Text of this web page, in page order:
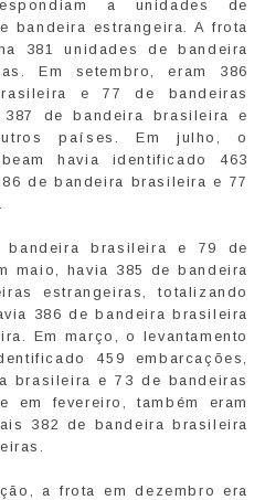
a unidades de
bandeira estrangeira. A frota
381 unidades de bandeira
Em setembro, eram 386
e 77 de bandeiras
de bandeira brasileira e
países. Em julho, o
havia identificado 463
de bandeira brasileira e 77
brasileira e 79 de
maio, havia 385 de bandeira
estrangeiras, totalizando
386 de bandeira brasileira
Em março, o levantamento
459 embarcações,
brasileira e 73 de bandeiras
em fevereiro, também eram
382 de bandeira brasileira
a frota em dezembro era